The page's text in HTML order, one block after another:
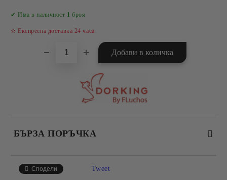
✔ Има в наличност 1 броя
✫ Експресна доставка 24 часа
БЪРЗА ПОРЪЧКА
Сподели Tweet